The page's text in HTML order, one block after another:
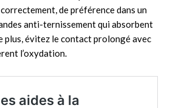
de préférence dans un
anti-ternissement qui absorbent
plus, évitez le contact prolongé avec
l’oxydation.